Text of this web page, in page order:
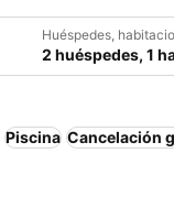
Huéspedes,
2 huéspedes, 1
Piscina Cancelación